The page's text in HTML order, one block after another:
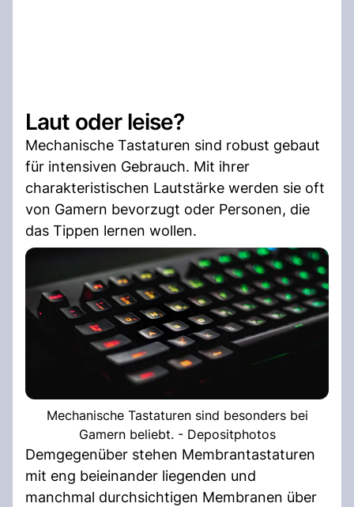
Laut oder leise?
Mechanische Tastaturen sind robust gebaut
für intensiven Gebrauch. Mit ihrer
charakteristischen Lautstärke werden sie oft
von Gamern bevorzugt oder Personen, die
das Tippen lernen wollen.
Mechanische Tastaturen sind besonders bei
Gamern beliebt. - Depositphotos
Demgegenüber stehen Membrantastaturen
mit eng beieinander liegenden und
manchmal durchsichtigen Membranen über